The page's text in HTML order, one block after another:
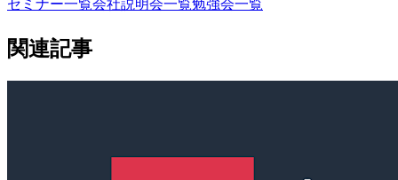
関連記事